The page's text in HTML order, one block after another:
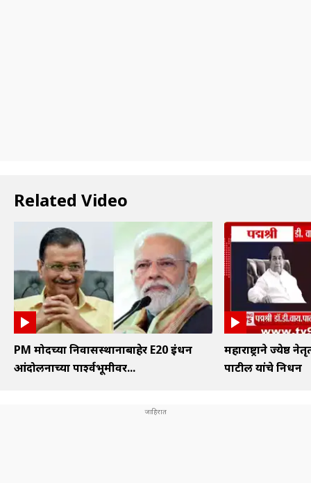
Related Video
PM मोदींच्या निवासस्थानाबाहेर E20 इंधन
आंदोलनाच्या पार्श्वभूमीवर...
महाराष्ट्राने ज्येष्ठ
पाटील यांचे निधन